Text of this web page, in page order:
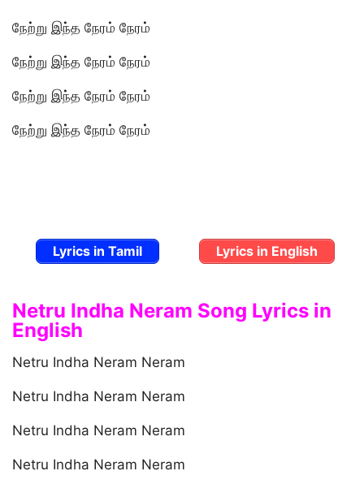
நேற்று இந்த நேரம் நேரம்
நேற்று இந்த நேரம் நேரம்
நேற்று இந்த நேரம் நேரம்
நேற்று இந்த நேரம் நேரம்
Lyrics in Tamil Lyrics in English
Netru Indha Neram Song Lyrics in
English
Netru Indha Neram Neram
Netru Indha Neram Neram
Netru Indha Neram Neram
Netru Indha Neram Neram